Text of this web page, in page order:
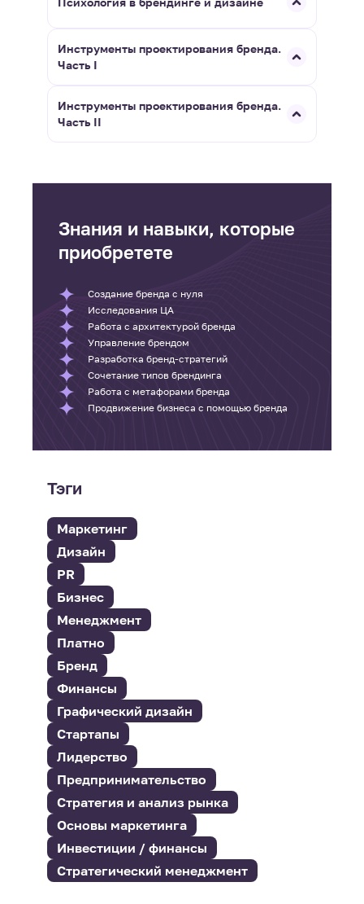
Инструменты проектирования бренда.
Часть I
Инструменты проектирования бренда.
Часть II
Знания и навыки, которые
приобретете
Создание бренда с нуля
Исследования ЦА
Работа с архитектурой бренда
Управление брендом
Разработка бренд-стратегий
Сочетание типов брендинга
Работа с метафорами бренда
Продвижение бизнеса с помощью бренда
Тэги
Маркетинг
Дизайн
PR
Бизнес
Менеджмент
Платно
Бренд
Финансы
Графический дизайн
Стартапы
Лидерство
Предпринимательство
Стратегия и анализ рынка
Основы маркетинга
Инвестиции / финансы
Стратегический менеджмент